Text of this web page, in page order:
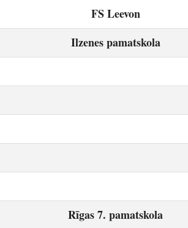
FS Leevon
Ilzenes pamatskola
Rīgas 7. pamatskola